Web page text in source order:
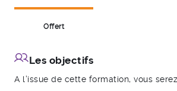
Offert
Les objectifs
A l’issue de cette formation, vous
environnementales dans son
une démarche qualité dans son
Responsables qualité et/ou